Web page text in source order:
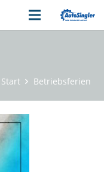
Start Betriebsferien